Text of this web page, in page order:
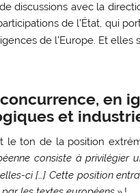
discussions avec la
de l’État, qui
de l’Europe. Et elles
en
et
le ton de la position
consiste à privilégier
ci […] Cette position